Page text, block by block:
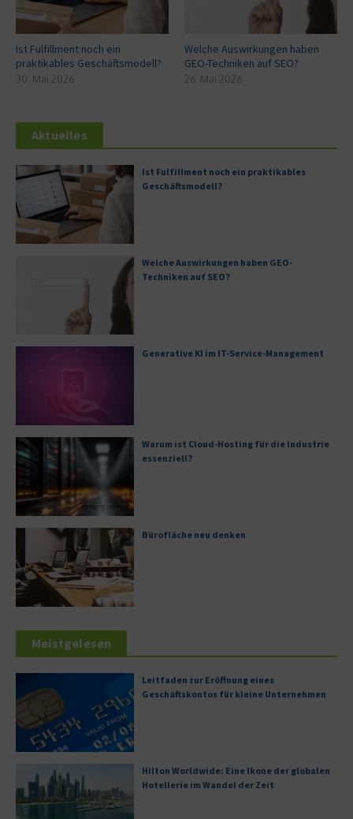
Ist Fulfillment noch ein
praktikables Geschäftsmodell?
30. Mai 2026
Welche Auswirkungen haben
GEO-Techniken auf SEO?
26. Mai 2026
Aktuelles
Ist Fulfillment noch ein praktikables
Geschäftsmodell?
Welche Auswirkungen haben GEO-
Techniken auf SEO?
Generative KI im IT-Service-Management
Warum ist Cloud-Hosting für die Industrie
essenziell?
Bürofläche neu denken
Meistgelesen
Leitfaden zur Eröffnung eines
Geschäftskontos für kleine Unternehmen
Hilton Worldwide: Eine Ikone der globalen
Hotellerie im Wandel der Zeit